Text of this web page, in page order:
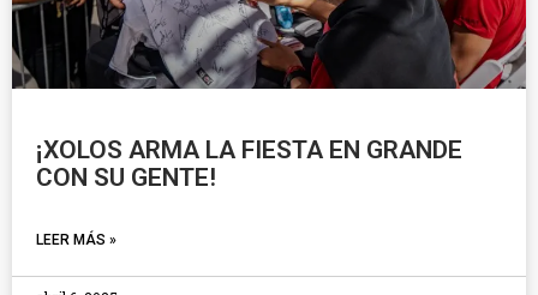
¡XOLOS ARMA LA FIESTA EN GRANDE
CON SU GENTE!
LEER MÁS »